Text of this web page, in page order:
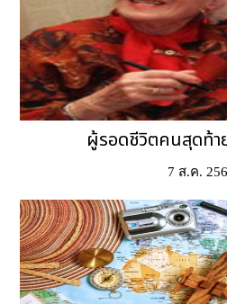
ผู้รอดชีวิตคนสุดท้า
7 ส.ค.